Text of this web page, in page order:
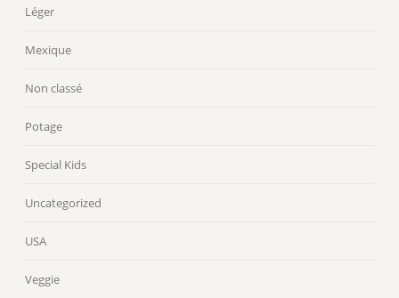
Léger
Mexique
Non classé
Potage
Special Kids
Uncategorized
USA
Veggie